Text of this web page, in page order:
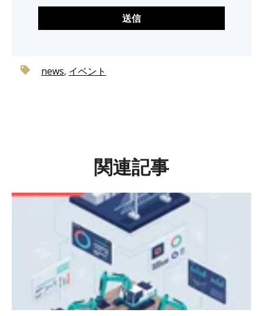
news, イベント
関連記事